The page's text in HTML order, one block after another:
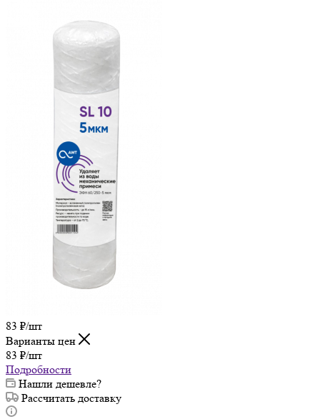
83 ₽/шт
Варианты цен
83 ₽/шт
Подробности
Нашли дешевле?
Рассчитать доставку